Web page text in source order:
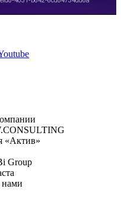
«Актив»
Group
нами